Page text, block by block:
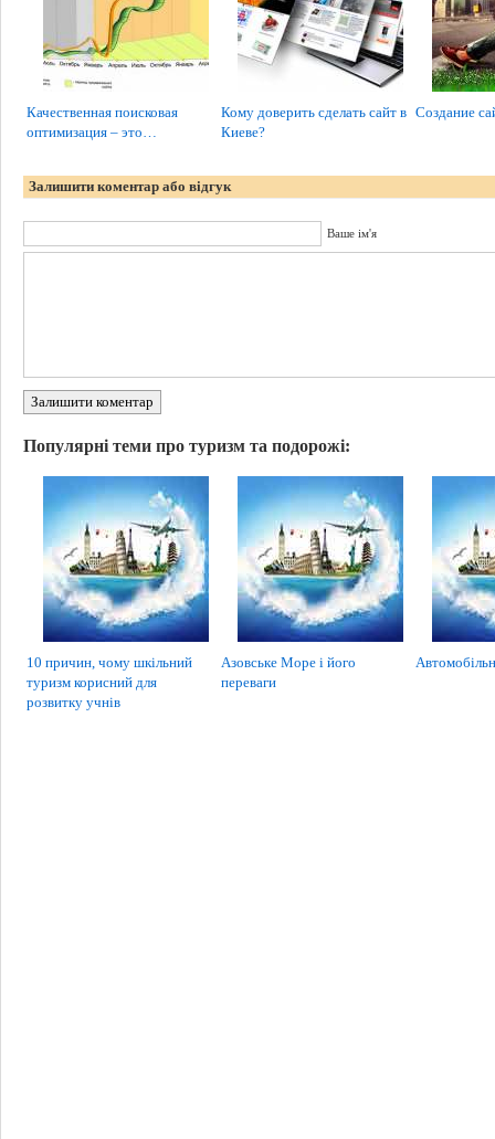
Качественная поисковая
оптимизация – это…
Кому доверить сделать сайт в
Киеве?
Создание
Залишити коментар або відгук
Ваше ім'я
Залишити коментар
Популярні теми про туризм та подорожі:
10 причин, чому шкільний
туризм корисний для
розвитку учнів
Азовське Море і його
переваги